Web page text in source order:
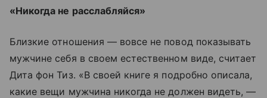
«Никогда не расслабляйся»
Близкие отношения — вовсе не повод показывать
мужчине себя в своем естественном виде, считает
Дита фон Тиз. «В своей книге я подробно описала,
какие вещи мужчина никогда не должен видеть, —